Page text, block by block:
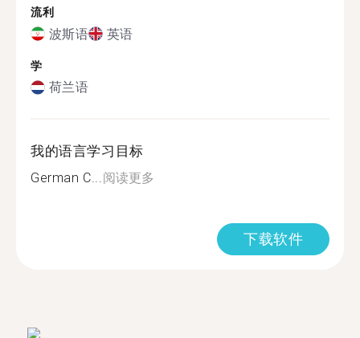
流利
波斯语 英语
学
荷兰语
我的语言学习目标
German C...阅读更多
下载软件